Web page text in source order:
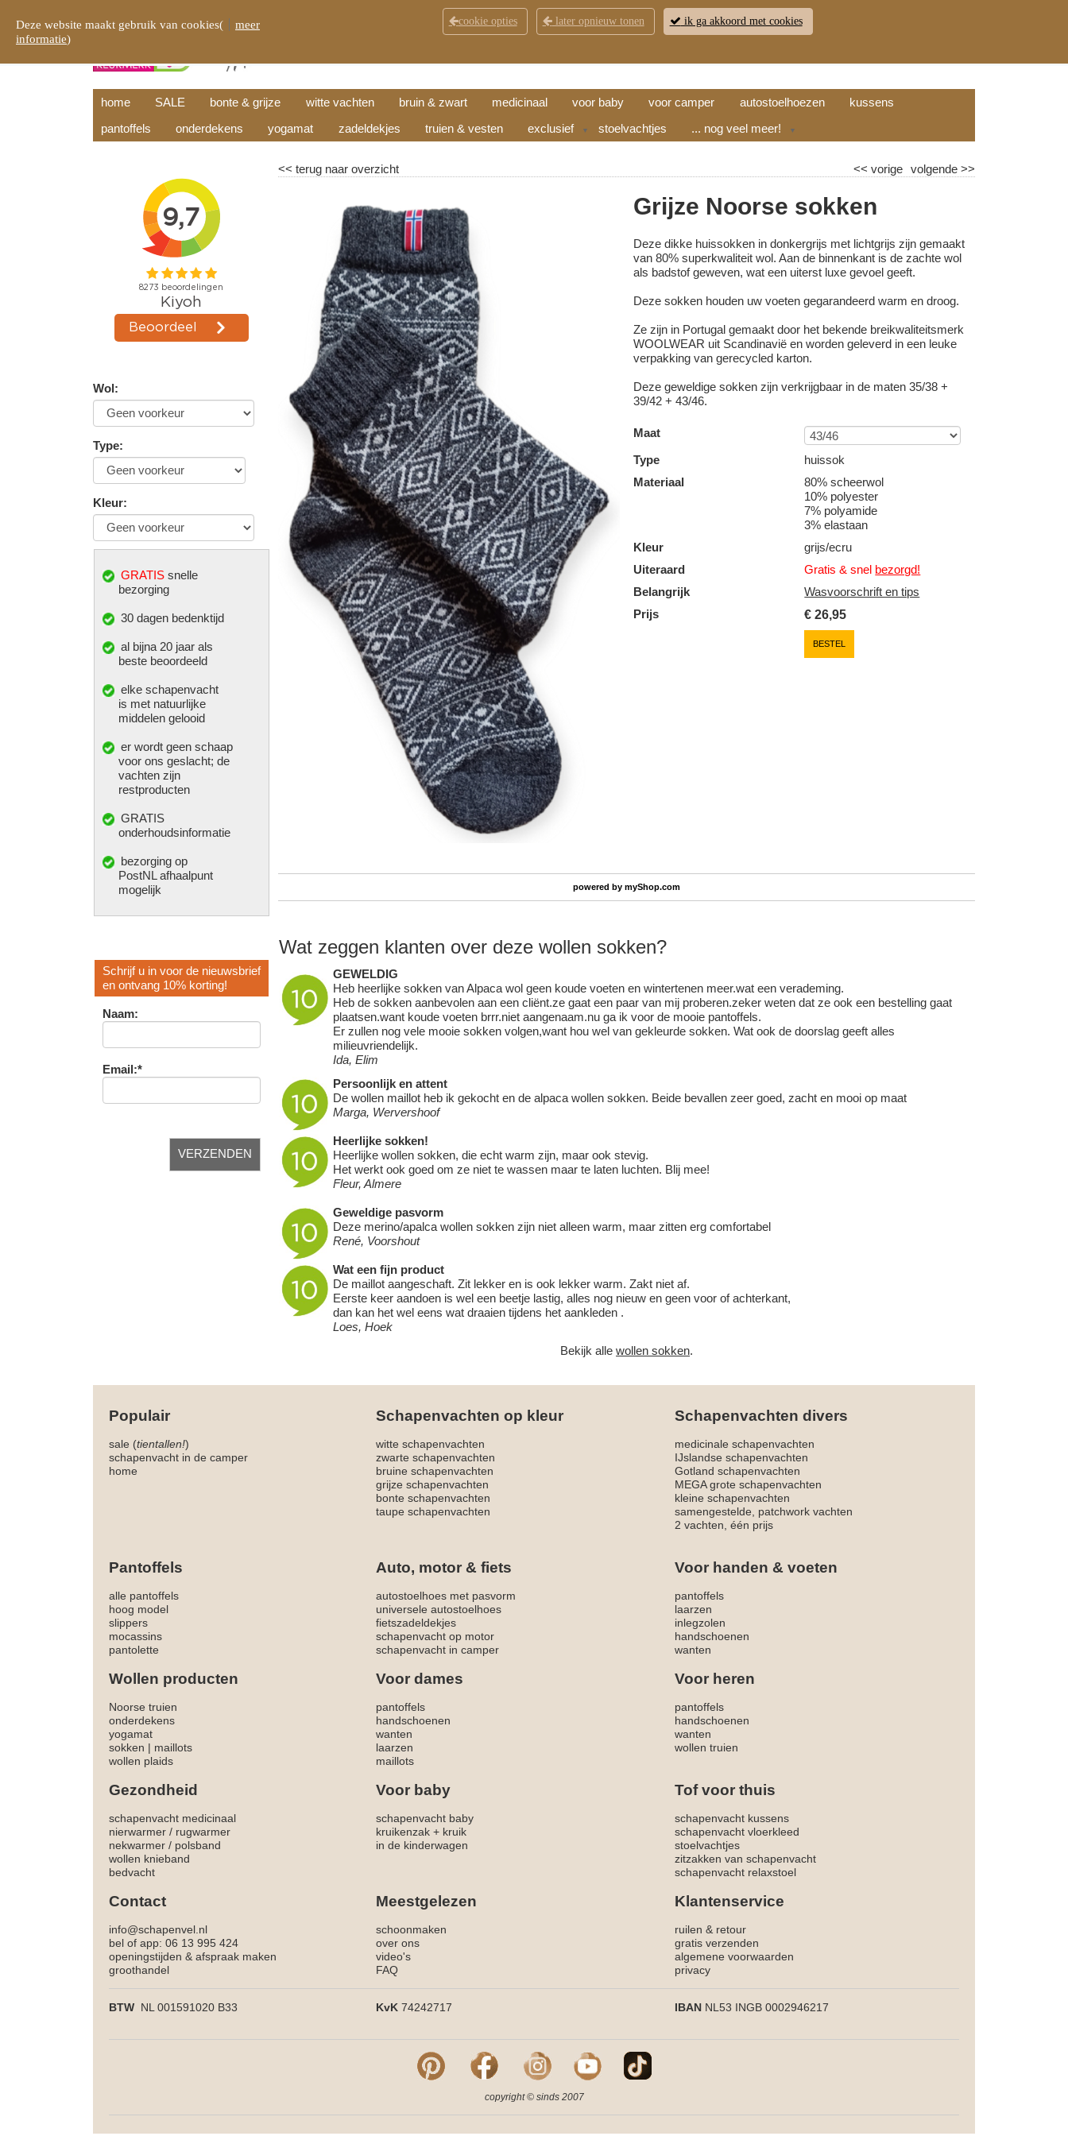
KLANTENSERVICE CONTACT OPENINGSTIJDEN RETOUR WINKELWAGEN (
home SALE bonte & grijze witte vachten bruin & zwart medicinaal voor baby voor camper autostoelhoezen
kussens
pantoffels
onderdekens yogamat zadeldekjes truien & vesten exclusief ▼ stoelvachtjes ... nog veel meer! ▼
Wol:
Type:
Kleur:
GRATIS snelle
bezorging
30 dagen bedenktijd
al bijna 20 jaar als
beste beoordeeld
elke schapenvacht
is met natuurlijke
middelen gelooid
er wordt geen schaap
voor ons geslacht; de
vachten zijn
restproducten
GRATIS
onderhoudsinformatie
bezorging op
PostNL afhaalpunt
mogelijk
Schrijf u in voor de nieuwsbrief
en ontvang 10% korting!
Naam:
Email:*
<<terug naar overzicht volgende>>
<< vorige
Grijze Noorse sokken
Deze dikke huissokken in donkergrijs met lichtgrijs zijn gemaakt
van 80% superkwaliteit wol. Aan de binnenkant is de zachte wol
als badstof geweven, wat een uiterst luxe gevoel geeft.
Deze sokken houden uw voeten gegarandeerd warm en droog.
Ze zijn in Portugal gemaakt door het bekende breikwaliteitsmerk
WOOLWEAR uit Scandinavië en worden geleverd in een leuke
verpakking van gerecycled karton.
Deze geweldige sokken zijn verkrijgbaar in de maten 35/38 +
39/42 + 43/46.
Maat
Type
huissok
Materiaal
80% scheerwol
10% polyester
7% polyamide
3% elastaan
Kleur
grijs/ecru
Uiteraard
Gratis & snel bezorgd!
Belangrijk
Wasvoorschrift en tips
Prijs
€26,95
BESTEL
powered bymyShop.com
Wat zeggen klanten over deze wollen sokken?
GEWELDIG
Heb heerlijke sokken van Alpaca wol geen koude voeten en wintertenen meer.wat een verademing.
Heb de sokken aanbevolen aan een cliënt.ze gaat een paar van mij proberen.zeker weten dat ze ook een bestelling gaat
plaatsen.want koude voeten brrr.niet aangenaam.nu ga ik voor de mooie pantoffels.
Er zullen nog vele mooie sokken volgen,want hou wel van gekleurde sokken. Wat ook de doorslag geeft alles
milieuvriendelijk.
Ida, Elim
Persoonlijk en attent
De wollen maillot heb ik gekocht en de alpaca wollen sokken. Beide bevallen zeer goed, zacht en mooi op maat
Marga, Wervershoof
Heerlijke sokken!
Heerlijke wollen sokken, die echt warm zijn, maar ook stevig.
Het werkt ook goed om ze niet te wassen maar te laten luchten. Blij mee!
Fleur, Almere
Geweldige pasvorm
Deze merino/apalca wollen sokken zijn niet alleen warm, maar zitten erg comfortabel
René, Voorshout
Wat een fijn product
De maillot aangeschaft. Zit lekker en is ook lekker warm. Zakt niet af.
Eerste keer aandoen is wel een beetje lastig, alles nog nieuw en geen voor of achterkant,
dan kan het wel eens wat draaien tijdens het aankleden .
Loes, Hoek
Bekijk allewollen sokken.
Populair Schapenvachten op kleur Schapenvachten divers
sale (tientallen!) witte schapenvachten
medicinale schapenvachten
schapenvacht in de camper
zwarte schapenvachten
IJslandse schapenvachten
home
bruine schapenvachten
Gotland schapenvachten
grijze schapenvachten
MEGA grote schapenvachten
bonte schapenvachten
kleine schapenvachten
taupe schapenvachten
samengestelde, patchwork vachten
2 vachten, één prijs
Pantoffels Auto, motor & fiets Voor handen & voeten
alle pantoffels autostoelhoes met pasvorm
pantoffels
hoog model
universele autostoelhoes
laarzen
slippers
fietszadeldekjes
inlegzolen
mocassins
schapenvacht op motor
handschoenen
pantolette
schapenvacht in camper wanten
Wollen producten Voor dames Voor heren
Noorse truien pantoffels
pantoffels
onderdekens
handschoenen
handschoenen
yogamat
wanten
wanten
sokken | maillots laarzen
wollen truien
wollen plaids
maillots
Gezondheid Voor baby Tof voor thuis
schapenvacht medicinaal schapenvacht baby
schapenvacht kussens
nierwarmer / rugwarmer kruikenzak + kruik
schapenvacht vloerkleed
nekwarmer / polsband in de kinderwagen
stoelvachtjes
wollen knieband
zitzakken van schapenvacht
bedvacht
schapenvacht relaxstoel
Contact Meestgelezen Klantenservice
info@schapenvel.nl schoonmaken
ruilen & retour
bel of app: 06 13 995 424
over ons
gratis verzenden
openingstijden & afspraak maken
video's
algemene voorwaarden
groothandel
FAQ privacy
BTW NL 001591020 B33 KvK 74242717 IBAN NL53 INGB 0002946217
copyright © sinds 2007
Deze website maakt gebruik van cookies(
meer
informatie)
cookie opties later opnieuw tonen ik ga akkoord met cookies